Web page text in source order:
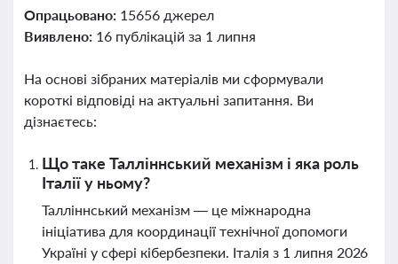
Опрацьовано: 15656 джерел
Виявлено: 16 публікацій за 1 липня
На основі зібраних матеріалів ми сформували
короткі відповіді на актуальні запитання. Ви
дізнаєтесь:
Що таке Талліннський механізм і яка роль
Італії у ньому?
Талліннський механізм — це міжнародна
ініціатива для координації технічної допомоги
Україні у сфері кібербезпеки. Італія з 1 липня 2026